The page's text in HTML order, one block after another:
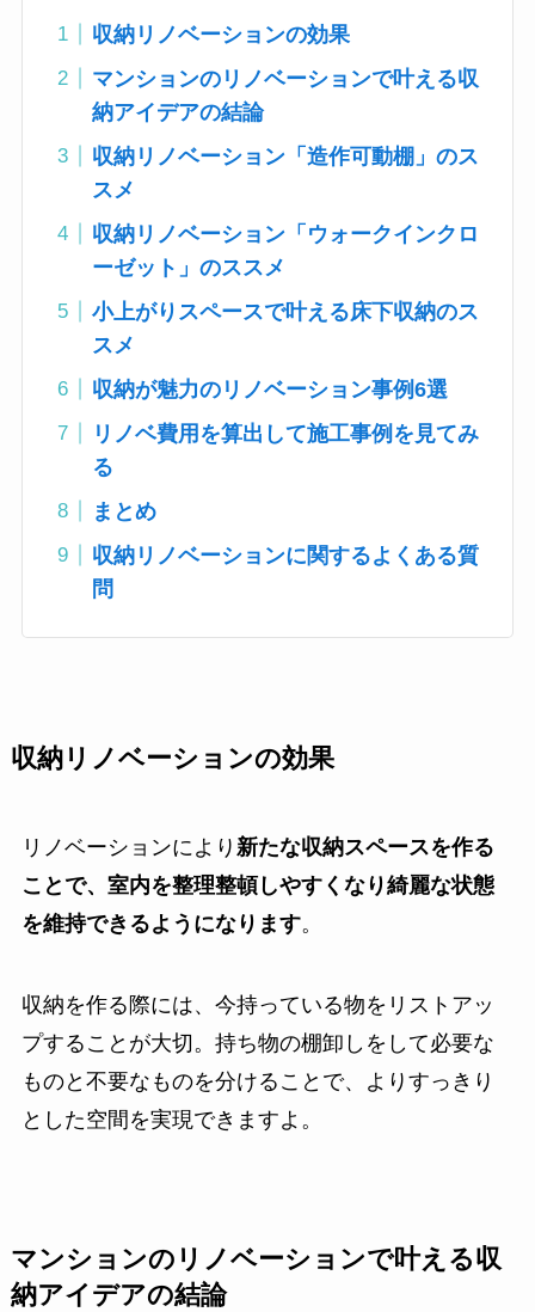
収納リノベーションの効果
マンションのリノベーションで叶える収
納アイデアの結論
収納リノベーション「造作可動棚」のス
スメ
収納リノベーション「ウォークインクロ
ーゼット」のススメ
小上がりスペースで叶える床下収納のス
スメ
収納が魅力のリノベーション事例6選
リノベ費用を算出して施工事例を見てみ
る
まとめ
収納リノベーションに関するよくある質
問
収納リノベーションの効果
リノベーションにより 新たな収納スペースを作る
ことで、室内を整理整頓しやすくなり綺麗な状態
を維持できるようになります。
収納を作る際には、今持っている物をリストアッ
プすることが大切。持ち物の棚卸しをして必要な
ものと不要なものを分けることで、よりすっきり
とした空間を実現できますよ。
マンションのリノベーションで叶える収
納アイデアの結論